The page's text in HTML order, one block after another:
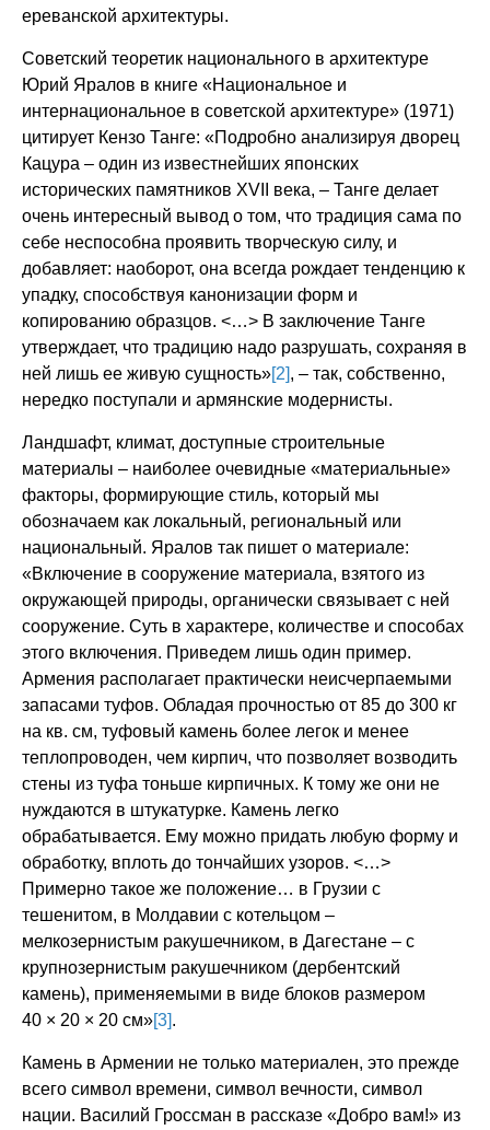
ереванской архитектуры.
Советский теоретик национального в архитектуре
Юрий Яралов в книге «Национальное и
интернациональное в советской архитектуре» (1971)
цитирует Кензо Танге: «Подробно анализируя дворец
Кацура – один из известнейших японских
исторических памятников XVII века, – Танге делает
очень интересный вывод о том, что традиция сама по
себе неспособна проявить творческую силу, и
добавляет: наоборот, она всегда рождает тенденцию к
упадку, способствуя канонизации форм и
копированию образцов. <…> В заключение Танге
утверждает, что традицию надо разрушать, сохраняя в
ней лишь ее живую сущность»[2], – так, собственно,
нередко поступали и армянские модернисты.
Ландшафт, климат, доступные строительные
материалы – наиболее очевидные «материальные»
факторы, формирующие стиль, который мы
обозначаем как локальный, региональный или
национальный. Яралов так пишет о материале:
«Включение в сооружение материала, взятого из
окружающей природы, органически связывает с ней
сооружение. Суть в характере, количестве и способах
этого включения. Приведем лишь один пример.
Армения располагает практически неисчерпаемыми
запасами туфов. Обладая прочностью от 85 до 300 кг
на кв. см, туфовый камень более легок и менее
теплопроводен, чем кирпич, что позволяет возводить
стены из туфа тоньше кирпичных. К тому же они не
нуждаются в штукатурке. Камень легко
обрабатывается. Ему можно придать любую форму и
обработку, вплоть до тончайших узоров. <…>
Примерно такое же положение… в Грузии с
тешенитом, в Молдавии с котельцом –
мелкозернистым ракушечником, в Дагестане – с
крупнозернистым ракушечником (дербентский
камень), применяемыми в виде блоков размером
40 × 20 × 20 см»[3].
Камень в Армении не только материален, это прежде
всего символ времени, символ вечности, символ
нации. Василий Гроссман в рассказе «Добро вам!» из